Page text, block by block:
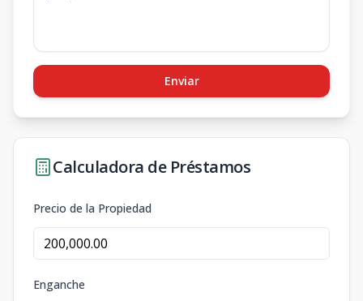
Enviar
Calculadora de Préstamos
Precio de la Propiedad
Enganche